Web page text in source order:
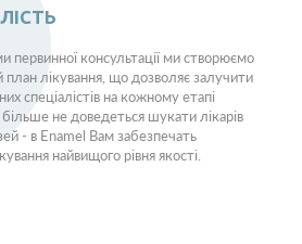
первинної консультації ми створюємо
план лікування, що дозволяє залучити
спеціалістів на кожному етапі
не доведеться шукати лікарів
- в Enamel Вам забезпечать
найвищого рівня якості.